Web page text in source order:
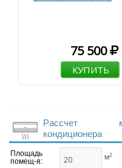
75 500
КУПИТЬ
Рассчет
кондиционера
Площадь
помещ-я:
м2